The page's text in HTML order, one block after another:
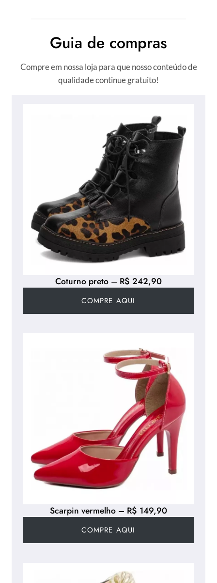
Guia de compras
Compre em nossa loja para que nosso conteúdo de
qualidade continue gratuito!
Coturno preto – R$ 242,90
COMPRE AQUI
Scarpin vermelho – R$ 149,90
COMPRE AQUI